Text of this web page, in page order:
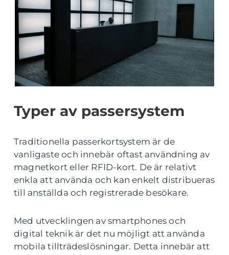
Typer av passersystem
Traditionella passerkortsystem är de
vanligaste och innebär oftast användning av
magnetkort eller RFID-kort. De är relativt
enkla att använda och kan enkelt distribueras
till anställda och registrerade besökare.
Med utvecklingen av smartphones och
digital teknik är det nu möjligt att använda
mobila tillträdeslösningar. Detta innebär att